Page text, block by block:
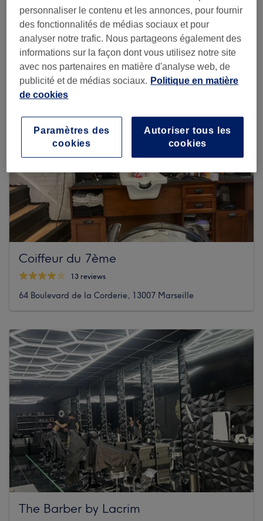
Voir plus d'établissements
Coiffeur du 7ème
13 reviews
64 Boulevard de la Corderie, 13007 Marseille
The Barber by Lacrim
personnaliser le contenu et les annonces, pour fournir
des fonctionnalités de médias sociaux et pour
analyser notre trafic. Nous partageons également des
informations sur la façon dont vous utilisez notre site
avec nos partenaires en matière d'analyse web, de
publicité et de médias sociaux. Politique en matière
de cookies
Autoriser tous les
cookies
Paramètres des
cookies